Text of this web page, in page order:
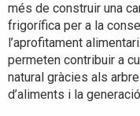
més de construir una
frigorífica per a la
l’aprofitament
permeten contribuir a
natural gràcies als
d’aliments i la